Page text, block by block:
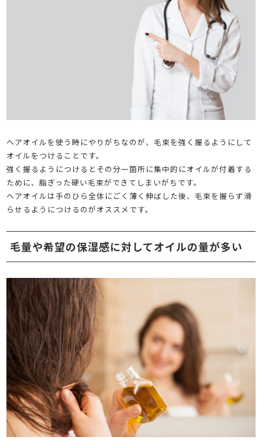
ヘアオイルを使う時にやりがちなのが、毛束を強く握るようにして
オイルをつけることです。
強く握るようにつけるとその分一箇所に集中的にオイルが付着する
ために、脂ぎった硬い毛束ができてしまいがちです。
ヘアオイルは手のひら全体にごく薄く伸ばした後、毛束を握らず滑
らせるようにつけるのがオススメです。
毛量や希望の保湿感に対してオイルの量が多い